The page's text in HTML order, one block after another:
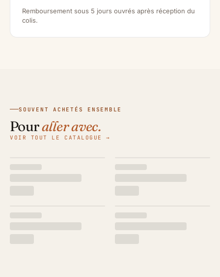
Remboursement sous 5 jours ouvrés après réception du
colis.
SOUVENT ACHETÉS ENSEMBLE
Pouraller avec.
VOIR TOUT LE CATALOGUE →